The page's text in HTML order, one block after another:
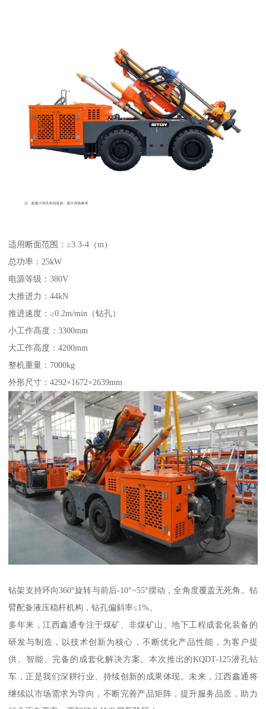
适用断面范围：≥3.3-4（m）
总功率：25kW
电源等级：380V
大推进力：44kN
推进速度：≥0.2m/min（钻孔）
小工作高度：3300mm
大工作高度：4200mm
整机重量：7000kg
外形尺寸：4292×1672×2639mm
钻架支持环向360°旋转与前后-10°~55°摆动，全角度覆盖无死角。钻
臂配备液压稳杆机构，钻孔偏斜率≤1%。
多年来，江西鑫通专注于煤矿、非煤矿山、地下工程成套化装备的
研发与制造，以技术创新为核心，不断优化产品性能，为客户提
供、智能、完备的成套化解决方案。本次推出的KQDT-125潜孔钻
车，正是我们深耕行业、持续创新的成果体现。未来，江西鑫通将
继续以市场需求为导向，不断完善产品矩阵，提升服务品质，助力